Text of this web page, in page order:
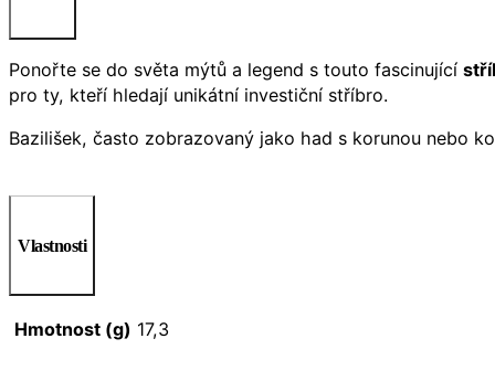
Ponořte se do světa mýtů a legend s touto fascinující
pro ty, kteří hledají unikátní investiční stříbro.
Bazilišek, často zobrazovaný jako had s korunou nebo
Vlastnosti
Hmotnost (g) 17,3